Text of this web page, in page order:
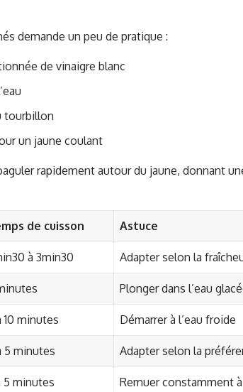
demande un peu de pratique :
de vinaigre blanc
tourbillon
un jaune coulant
rapidement autour du jaune, donnant
de cuisson Astuce
à 3min30 Adapter selon la
Plonger dans l’eau
10 minutes Démarrer à l’eau froide
5 minutes Adapter selon la
5 minutes Remuer constamment